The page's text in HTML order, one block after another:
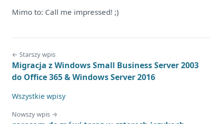
Mimo to: Call me impressed! ;)
← Starszy wpis
Migracja z Windows Small Business Server 2003
do Office 365 & Windows Server 2016
Wszystkie wpisy
Nowszy wpis →